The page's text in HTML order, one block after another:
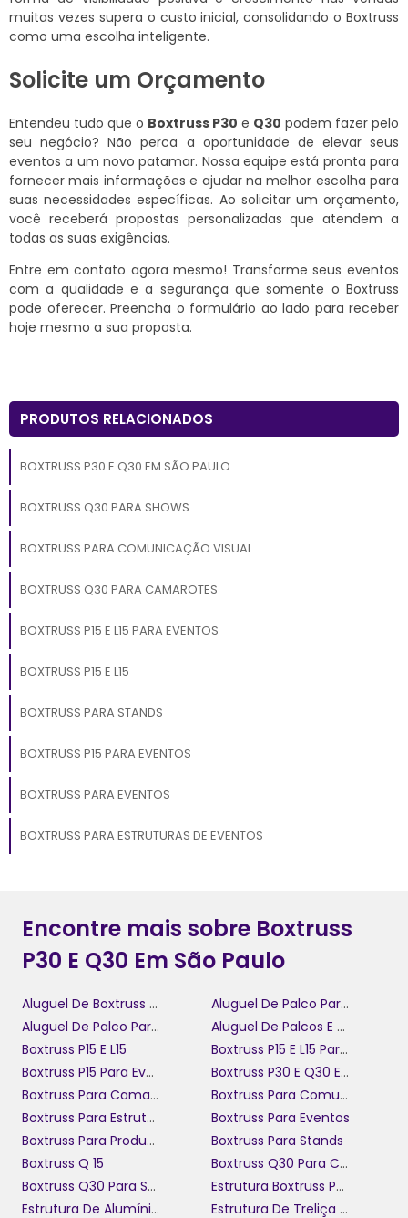
muitas vezes supera o custo inicial, consolidando o Boxtruss
como uma escolha inteligente.
Solicite um Orçamento
Entendeu tudo que o Boxtruss P30 e Q30 podem fazer pelo
seu negócio? Não perca a oportunidade de elevar seus
eventos a um novo patamar. Nossa equipe está pronta para
fornecer mais informações e ajudar na melhor escolha para
suas necessidades específicas. Ao solicitar um orçamento,
você receberá propostas personalizadas que atendem a
todas as suas exigências.
Entre em contato agora mesmo! Transforme seus eventos
com a qualidade e a segurança que somente o Boxtruss
pode oferecer. Preencha o formulário ao lado para receber
hoje mesmo a sua proposta.
PRODUTOS RELACIONADOS
BOXTRUSS P30 E Q30 EM SÃO PAULO
BOXTRUSS Q30 PARA SHOWS
BOXTRUSS PARA COMUNICAÇÃO VISUAL
BOXTRUSS Q30 PARA CAMAROTES
BOXTRUSS P15 E L15 PARA EVENTOS
BOXTRUSS P15 E L15
BOXTRUSS PARA STANDS
BOXTRUSS P15 PARA EVENTOS
BOXTRUSS PARA EVENTOS
BOXTRUSS PARA ESTRUTURAS DE EVENTOS
Encontre mais sobre Boxtruss
P30 E Q30 Em São Paulo
Aluguel De Boxtruss Q30
Aluguel De Palco Para Confraternização
Aluguel De Palco Para Festival
Aluguel De Palcos E Coberturas
Boxtruss P15 E L15
Boxtruss P15 E L15 Para Eventos
Boxtruss P15 Para Eventos
Boxtruss P30 E Q30 Em São Paulo
Boxtruss Para Camarotes
Boxtruss Para Comunicação Visual
Boxtruss Para Estruturas De Eventos
Boxtruss Para Eventos
Boxtruss Para Produção De Eventos
Boxtruss Para Stands
Boxtruss Q 15
Boxtruss Q30 Para Camarotes
Boxtruss Q30 Para Shows
Estrutura Boxtruss Para Eventos Pequenos
Estrutura De Alumínio Para Gestão De Eventos
Estrutura De Treliça Para Shows